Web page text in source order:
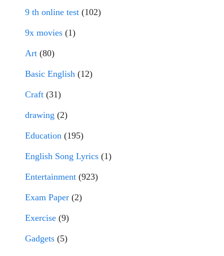
9 th online test (102)
9x movies (1)
Art (80)
Basic English (12)
Craft (31)
drawing (2)
Education (195)
English Song Lyrics (1)
Entertainment (923)
Exam Paper (2)
Exercise (9)
Gadgets (5)